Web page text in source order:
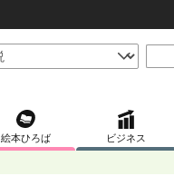
絵本ひろば ビジネス